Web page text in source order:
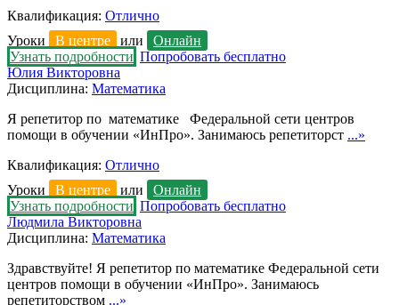
Квалификация: Отлично
Уроки
В центре или
Онлайн
Узнать подробности Попробовать бесплатно
Юлия Викторовна
Дисциплина: Математика
Я репетитор по математике Федеральной сети центров
помощи в обучении «ИнПро». Занимаюсь репетиторст ...»
Квалификация: Отлично
Уроки
В центре или
Онлайн
Узнать подробности Попробовать бесплатно
Людмила Викторовна
Дисциплина: Математика
Здравствуйте! Я репетитор по математике Федеральной сети
центров помощи в обучении «ИнПро». Занимаюсь
репетиторством ...»